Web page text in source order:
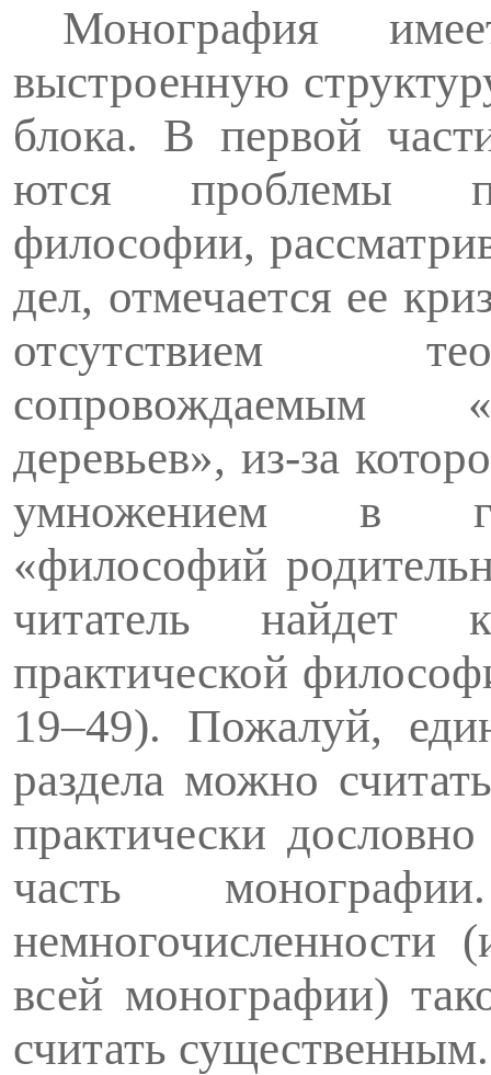
Монография
выстроенную
блока. В первой
ются проблемы
философии,
дел, отмечается ее
отсутствием
сопровождаемым
деревьев», из-за
умно­жением в
«философий
читатель найдет
практической
19–49). Пожалуй,
раздела можно
практически
часть
всей монографии)
считать существенным.